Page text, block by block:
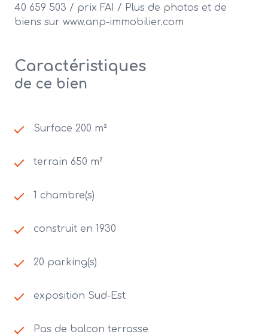
40 659 503 / prix FAI / Plus de photos et de
biens sur www.anp-immobilier.com
Caractéristiques
de ce bien
Surface 200 m²
terrain 650 m²
1 chambre(s)
construit en 1930
20 parking(s)
exposition Sud-Est
Pas de balcon terrasse